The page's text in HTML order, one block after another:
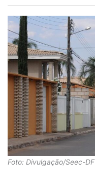
Foto: Divulgação/Seec-DF